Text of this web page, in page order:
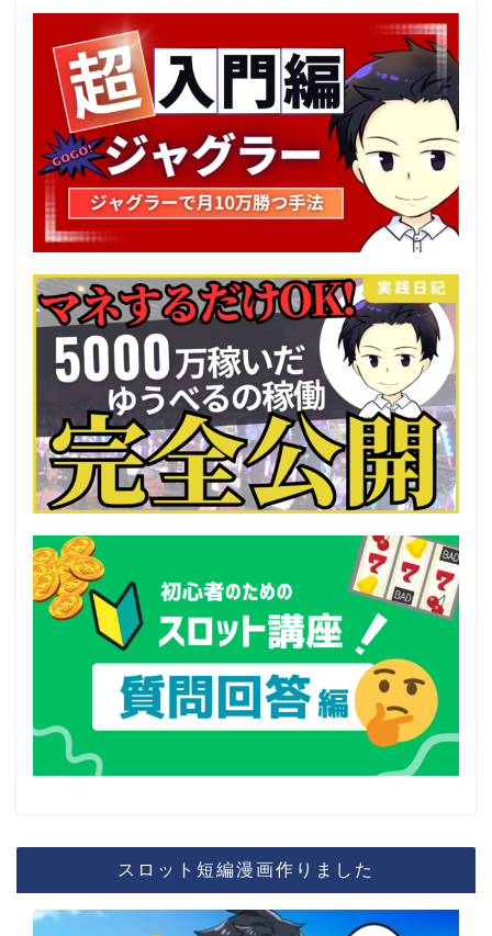
スロット短編漫画作りました